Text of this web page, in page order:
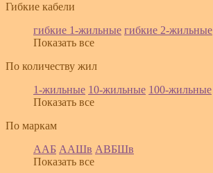
Гибкие кабели
гибкие 1-жильные гибкие 2-жильные
Показать все
По количеству жил
1-жильные 10-жильные 100-жильные
Показать все
По маркам
ААБ ААШв АВБШв
Показать все